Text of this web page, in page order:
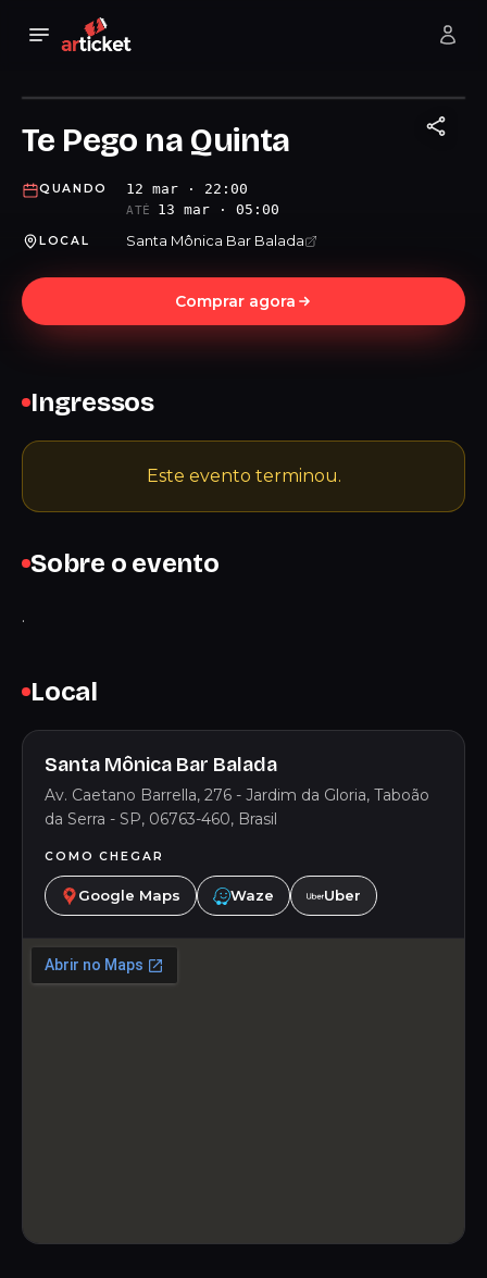
Te Pego na Quinta
QUANDO 12 mar · 22:00
ATÉ 13 mar · 05:00
LOCAL Santa Mônica Bar Balada
Comprar agora
Sobre o evento
.
Local
Santa Mônica Bar Balada
Av. Caetano Barrella, 276 - Jardim da Gloria, Taboão
da Serra - SP, 06763-460, Brasil
COMO CHEGAR
Google Maps Waze Uber
Ingressos
Este evento terminou.